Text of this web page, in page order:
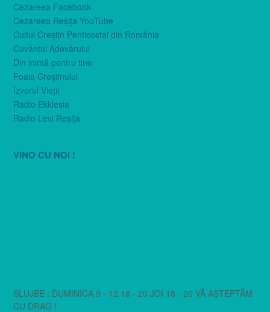
Cezareea Facebook
Cezareea Reşiţa YouTube
Cultul Creştin Penticostal din România
Cuvântul Adevărului
Din inimă pentru tine
Foaia Creştinului
Izvorul Vieţii
Radio Ekklesia
Radio Levi Reşiţa
VINO CU NOI !
SLUJBE : DUMINICA 9 - 12 18 - 20 JOI 18 - 20 VĂ AȘTEPTĂM
CU DRAG !